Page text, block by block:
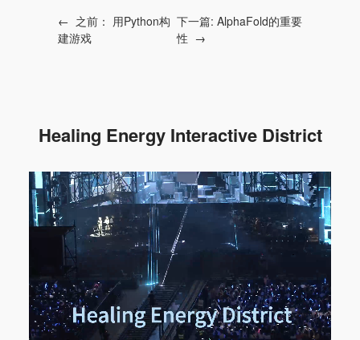
← 之前： 用Python构
建游戏
下一篇: AlphaFold的重要
性 →
Healing Energy Interactive District